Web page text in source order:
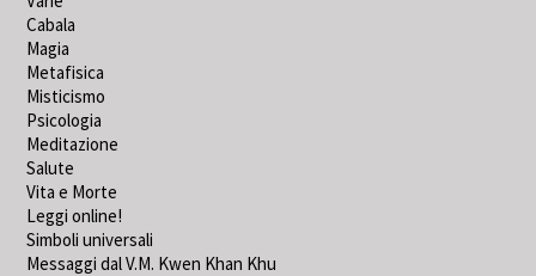
Cabala
Magia
Metafisica
Misticismo
Psicologia
Meditazione
Salute
Vita e Morte
Leggi online!
Simboli universali
Messaggi dal V.M. Kwen Khan Khu